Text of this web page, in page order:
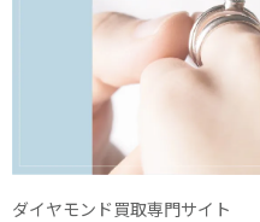
ダイヤモンド買取専門サイト